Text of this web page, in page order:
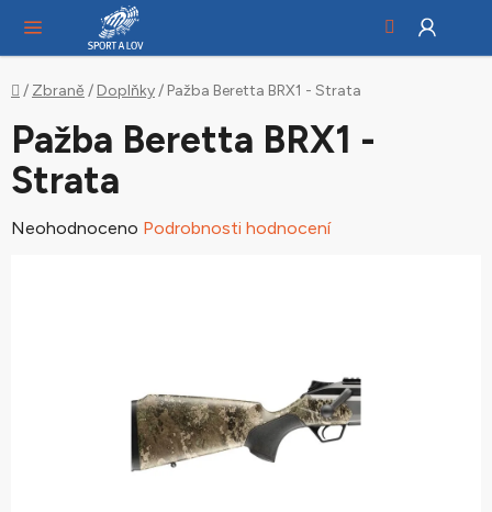
obsah
Domů
/ Zbraně / Doplňky/ Pažba Beretta BRX1 - Strata
Pažba Beretta BRX1 -
Strata
Průměrné
Neohodnoceno Podrobnosti hodnocení